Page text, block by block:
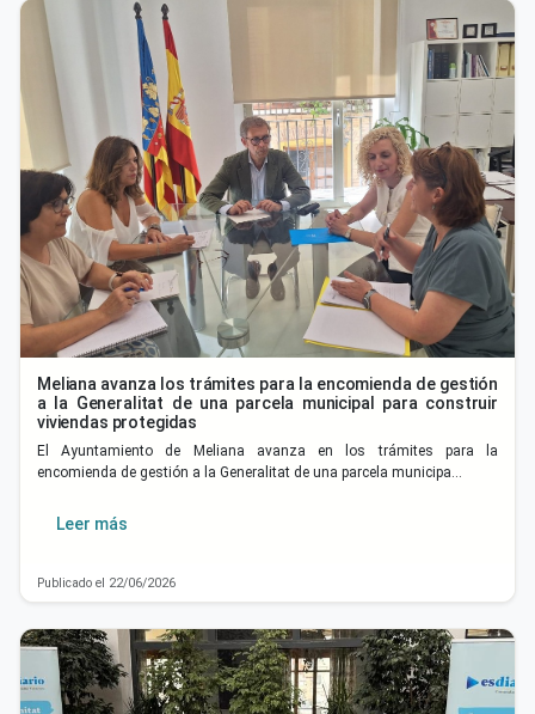
Meliana avanza los trámites para la encomienda de gestión
a la Generalitat de una parcela municipal para construir
viviendas protegidas
El Ayuntamiento de Meliana avanza en los trámites para la
encomienda de gestión a la Generalitat de una parcela municipa…
Leer más
Publicado el 22/06/2026